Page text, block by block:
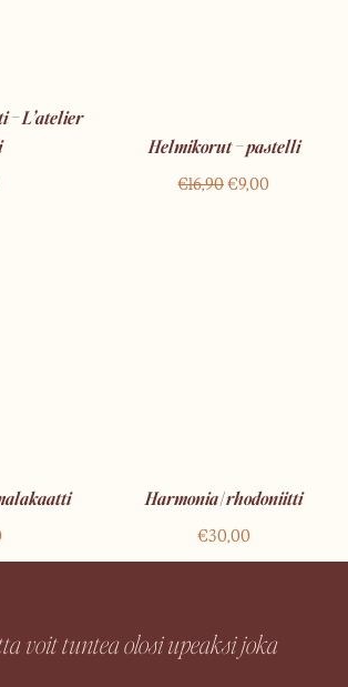
L’atelier
Helmikorut – pastelli
€16,90 €9,00
Harmonia | rhodoniitti
€30,00
voit tuntea olosiupeaksijoka